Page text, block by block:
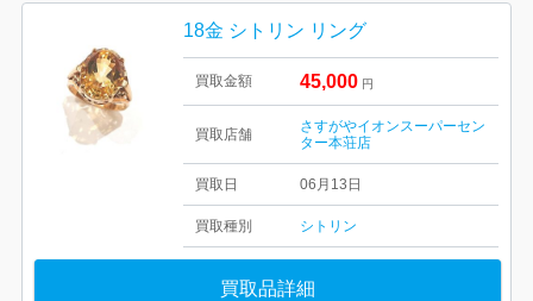
18金 シトリン リング
買取金額 45,000 円
買取店舗
さすがやイオンスーパーセン
ター本荘店
買取日 06月13日
買取種別 シトリン
買取品詳細